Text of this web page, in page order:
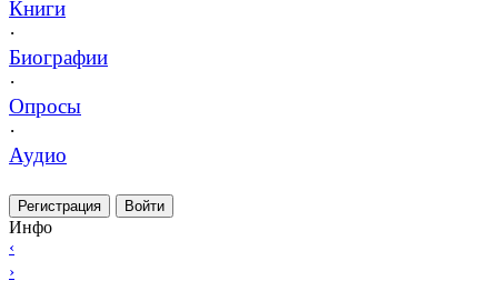
Книги
·
Биографии
·
Опросы
·
Аудио
Регистрация Войти
Инфо
‹
›